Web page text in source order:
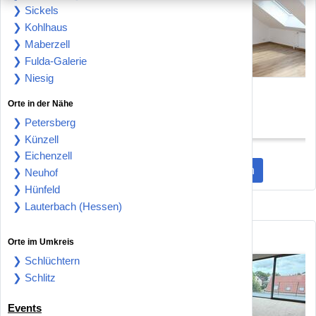
❯ Sickels
❯ Kohlhaus
❯ Maberzell
❯ Fulda-Galerie
❯ Niesig
Orte in der Nähe
❯ Petersberg
❯ Künzell
❯ Eichenzell
❯ Neuhof
❯ Hünfeld
❯ Lauterbach (Hessen)
Orte im Umkreis
❯ Schlüchtern
❯ Schlitz
Events
Fulda 855 € 85 m²
Fulda 36039
855 €
Mehr Wohnungen zur Miete entdecken
Wohnungen kaufen statt mieten